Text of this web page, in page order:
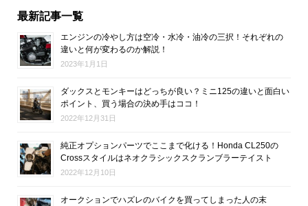
最新記事一覧
エンジンの冷やし方は空冷・水冷・油冷の三択！それぞれの
違いと何が変わるのか解説！
2023年1月1日
ダックスとモンキーはどっちが良い？ミニ125の違いと面白い
ポイント、買う場合の決め手はココ！
2022年12月31日
純正オプションパーツでここまで化ける！Honda CL250の
Crossスタイルはネオクラシックスクランブラーテイスト
2022年12月10日
オークションでハズレのバイクを買ってしまった人の末